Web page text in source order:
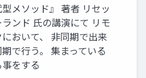
メソッド』 著者 リセッ
ランド 氏の講演にて リモ
おいて、 非同期で出来
で行う。 集まっている
をする